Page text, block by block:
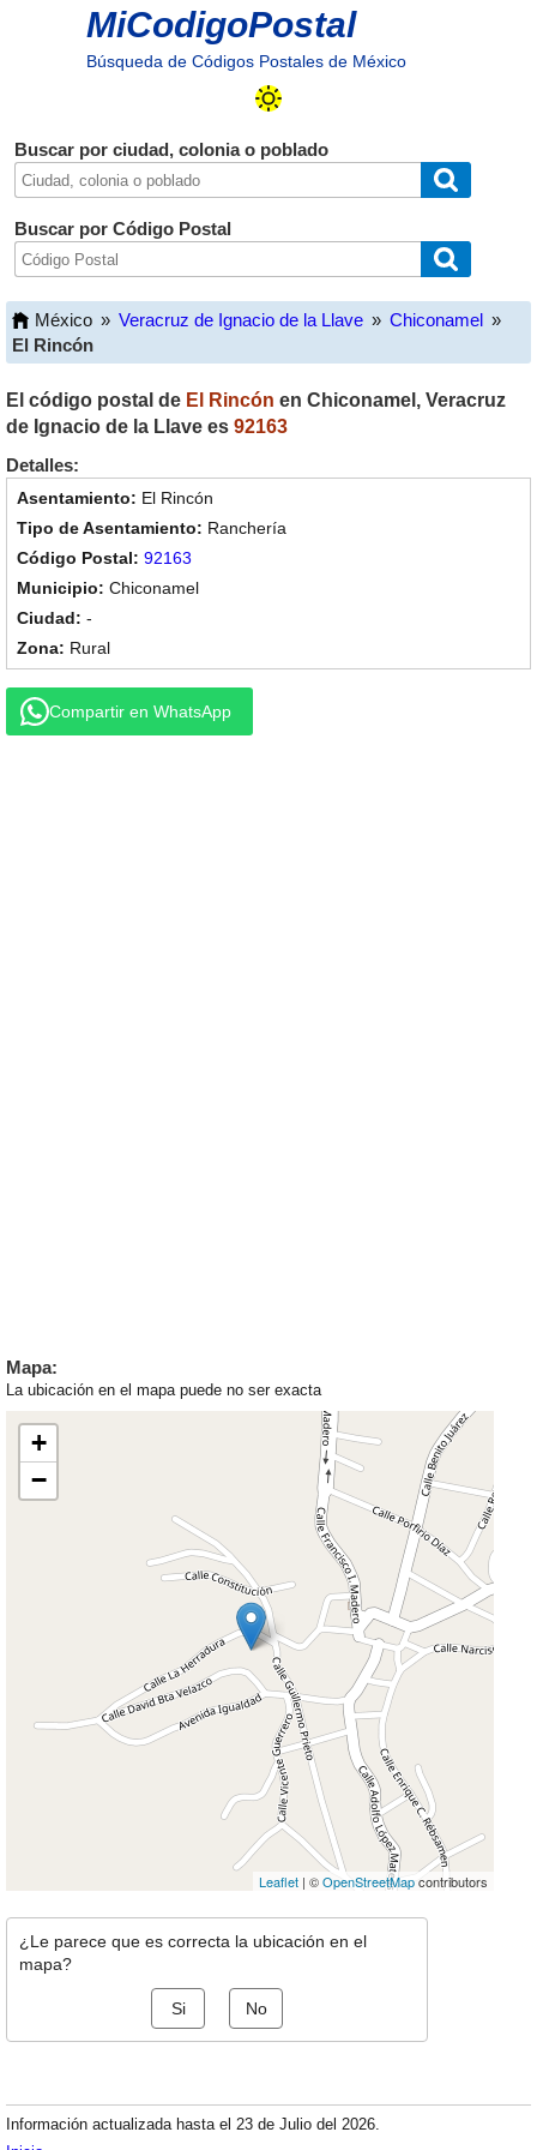
MiCodigoPostal
Búsqueda de Códigos Postales de México
Buscar por ciudad, colonia o poblado
Buscar por Código Postal
México » Veracruz de Ignacio de la Llave » Chiconamel »
El Rincón
El código postal de El Rincón en Chiconamel , Veracruz
de Ignacio de la Llave es 92163
Detalles:
El Rincón
Ranchería
92163
Chiconamel
-
Rural
Compartir en WhatsApp
Mapa:
La ubicación en el mapa puede no ser exacta
+
−
Leaflet | ©OpenStreetMapcontributors
¿Le parece que es correcta la ubicación en el
mapa?
Si No
Información actualizada hasta el 23 de Julio del 2026.